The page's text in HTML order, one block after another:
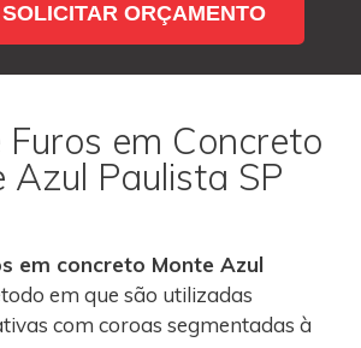
ORÇAMENTO
em Concreto
Azul Paulista SP
em concreto Monte Azul
em que são utilizadas
com coroas segmentadas à